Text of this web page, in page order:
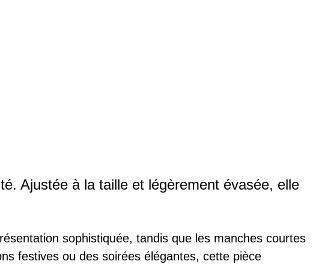
Ajustée à la taille et légèrement évasée, elle
sophistiquée, tandis que les manches courtes
festives ou des soirées élégantes, cette pièce